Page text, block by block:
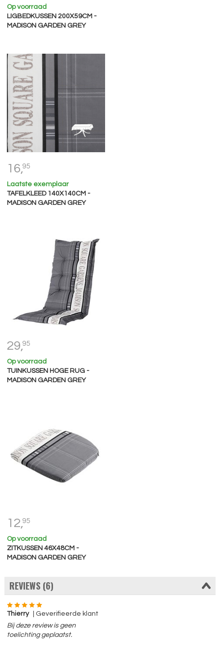
Op voorraad
LIGBEDKUSSEN 200X59CM -
MADISON GARDEN GREY
16,95
Laatste exemplaar
TAFELKLEED 140X140CM -
MADISON GARDEN GREY
29,95
Op voorraad
TUINKUSSEN HOGE RUG -
MADISON GARDEN GREY
12,95
Op voorraad
ZITKUSSEN 46X48CM -
MADISON GARDEN GREY
REVIEWS (6)
Thierry
| Geverifieerde klant
Bij deze review is geen
toelichting geplaatst.